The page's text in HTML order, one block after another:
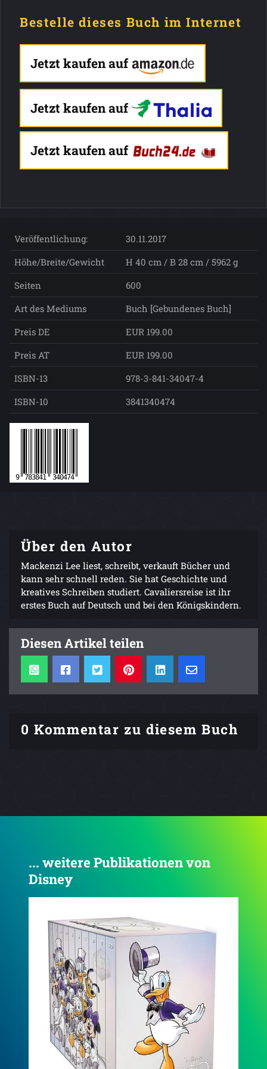
Bestelle dieses Buch im Internet
Jetzt kaufen auf
Jetzt kaufen auf
Jetzt kaufen auf
Veröffentlichung:
30.11.2017
Höhe/Breite/Gewicht
H 40 cm / B 28 cm / 5962 g
Seiten
600
Art des Mediums
Buch [Gebundenes Buch]
Preis DE
EUR 199.00
Preis AT
EUR 199.00
ISBN-13
978-3-841-34047-4
ISBN-10
3841340474
Über den Autor
Mackenzi Lee liest, schreibt, verkauft Bücher und
kann sehr schnell reden. Sie hat Geschichte und
kreatives Schreiben studiert. Cavaliersreise ist ihr
erstes Buch auf Deutsch und bei den Königskindern.
Diesen Artikel teilen
0 Kommentar zu diesem Buch
... weitere Publikationen von
Disney